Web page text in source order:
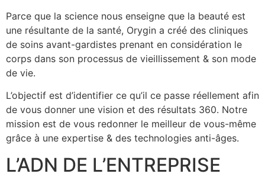
Parce que la science nous enseigne que la beauté est
une résultante de la santé, Orygin a créé des cliniques
de soins avant-gardistes prenant en considération le
corps dans son processus de vieillissement & son mode
de vie.
L’objectif est d’identifier ce qu’il ce passe réellement afin
de vous donner une vision et des résultats 360. Notre
mission est de vous redonner le meilleur de vous-même
grâce à une expertise & des technologies anti-âges.
L’ADN DE L’ENTREPRISE